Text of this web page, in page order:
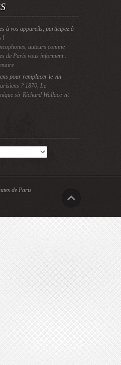
à vos appareils, participez à
!
auteurs comme
de Paris vous informent :
pour remplacer le vin
? 1870, Le
sir Richard Wallace vit
de Paris